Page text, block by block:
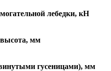
лебедки, кН
мм
гусеницами), мм